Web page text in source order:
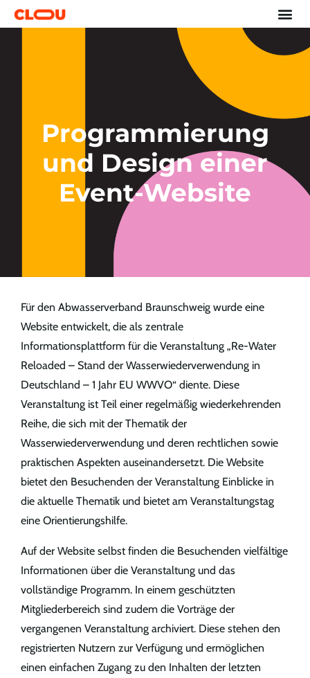
Programmierung
und Design einer
Event-Website
Für den Abwasserverband Braunschweig wurde eine
Website entwickelt, die als zentrale
Informationsplattform für die Veranstaltung „Re-Water
Reloaded – Stand der Wasserwiederverwendung in
Deutschland – 1 Jahr EU WWVO“ diente. Diese
Veranstaltung ist Teil einer regelmäßig wiederkehrenden
Reihe, die sich mit der Thematik der
Wasserwiederverwendung und deren rechtlichen sowie
praktischen Aspekten auseinandersetzt. Die Website
bietet den Besuchenden der Veranstaltung Einblicke in
die aktuelle Thematik und bietet am Veranstaltungstag
eine Orientierungshilfe.
Auf der Website selbst finden die Besuchenden vielfältige
Informationen über die Veranstaltung und das
vollständige Programm. In einem geschützten
Mitgliederbereich sind zudem die Vorträge der
vergangenen Veranstaltung archiviert. Diese stehen den
registrierten Nutzern zur Verfügung und ermöglichen
einen einfachen Zugang zu den Inhalten der letzten